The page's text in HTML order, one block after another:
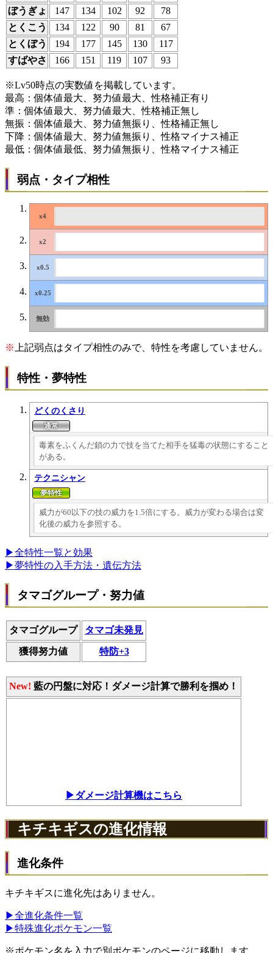
ぼうぎょ
147 134 102 92
78
とくこう
134 122 90 81
67
とくぼう
194 177 145 130
117
すばやさ
166 151 119 107 93
※Lv50時点の実数値を掲載しています。
最高：個体値最大、努力値最大、性格補正有り
準：個体値最大、努力値最大、性格補正無し
無振：個体値最大、努力値無振り、性格補正無し
下降：個体値最大、努力値無振り、性格マイナス補正
最低：個体値最低、努力値無振り、性格マイナス補正
弱点・タイプ相性
※ 上記弱点はタイプ相性のみで、特性を考慮していません。
特性・夢特性
どくのくさり
毒素をふくんだ鎖の力で技を当てた相手を猛毒の状態にすること
がある。
テクニシャン
威力が60以下の技の威力を1.5倍にする。威力が変わる場合は変
化後の威力を参照する。
▶全特性一覧と効果
▶夢特性の入手方法・遺伝方法
タマゴグループ・努力値
タマゴグループ タマゴ未発見
獲得努力値 特防+3
New! 藍の円盤に対応！ダメージ計算で勝利を掴め！
▶ダメージ計算機はこちら
キチキギスの進化情報
進化条件
キチキギスに進化先はありません。
▶全進化条件一覧
▶特殊進化ポケモン一覧
※ポケモン名を入力で別ポケモンのページに移動します。